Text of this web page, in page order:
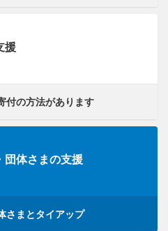
援
付の方法があります
団体さまの支援
さまとタイアップ